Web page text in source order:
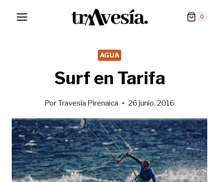
0
AGUA
Surf en Tarifa
Por Travesía Pirenaica 26 junio, 2016